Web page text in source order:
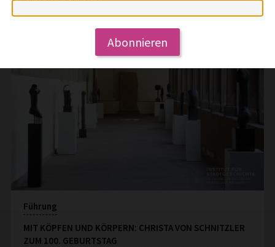
Führung
MIT KÖPFEN UND KÖRPERN: CHRISTA VON SCHNITZLER
ZUM 100. GEBURTSTAG
Abonnieren